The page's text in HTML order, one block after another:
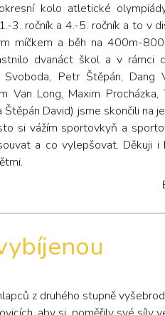
kolo atletické
3. ročník a 4.-5. ročník a to v
míčkem a běh na 400m-
dvanáct škol a v rámci
Svoboda, Petr Štěpán,
Van Long, Maxim Procházka,
Štěpán David) jsme skončili na
si vážím sportovkyň a
a co vylepšovat. Děkuji i
z druhého stupně